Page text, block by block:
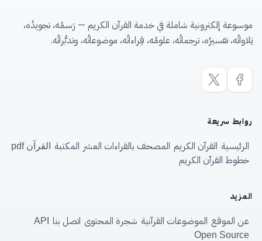
موسوعة إلكترونية شاملة في خدمة القرآن الكريم — رَسمُه، تجويدُه،
تِلاواتُه، تفسيرُه، ترجماتُه، علومُه، قِراءاتُه، موضوعاتُه، وتدبُّراتُه.
روابط سريعة
الرئيسية القرآن الكريم المصحف بالقراءات العشر المكتبة القرآن pdf
خطوط القرآن الكريم
المزيد
عن الموقع الموضوعات القرآنية شجرة المحتوى اتصل بنا
API
Open Source